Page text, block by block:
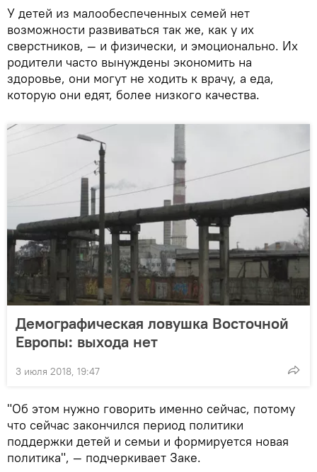
У детей из малообеспеченных семей нет
возможности развиваться так же, как у их
сверстников, — и физически, и эмоционально. Их
родители часто вынуждены экономить на
здоровье, они могут не ходить к врачу, а еда,
которую они едят, более низкого качества.
Демографическая ловушка Восточной
Европы: выхода нет
3 июля 2018, 19:47
"Об этом нужно говорить именно сейчас, потому
что сейчас закончился период политики
поддержки детей и семьи и формируется новая
политика", — подчеркивает Заке.